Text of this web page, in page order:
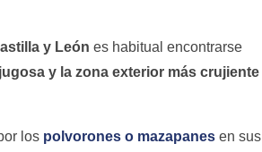
y León es habitual encontrarse
y la zona exterior más crujiente
los polvorones o mazapanesen sus